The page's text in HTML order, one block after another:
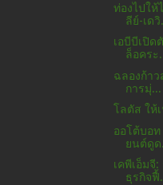
ท่องไปให้
ลีย์-เดวิ
เอบีบีเปิ
ล็อคระ
ฉลองก้าว
การมุ่...
โลตัส ให้
ออโต้บอ
ยนต์ดูด
เคพีเอ็มจี
ธุรกิจฟื้